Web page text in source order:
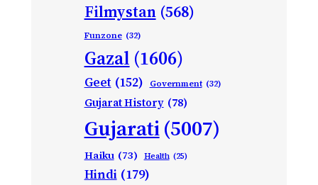
Filmystan (568)
Funzone (32)
Gazal (1606)
Geet (152) Government (32)
Gujarat History (78)
Gujarati(5007)
Haiku (73) Health (25)
Hindi (179)